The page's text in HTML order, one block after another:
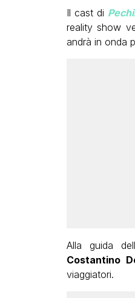
Il cast di
reality show
andrà in onda
Alla guida
Costantino
viaggiatori.